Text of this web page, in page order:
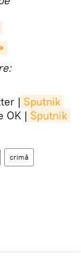
| Sputnik
OK | Sputnik
crimă